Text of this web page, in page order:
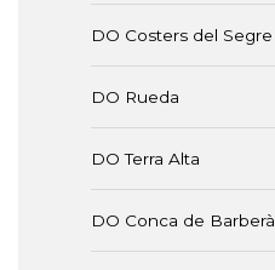
DO Costers del Segre
DO Rueda
DO Terra Alta
DO Conca de Barberà